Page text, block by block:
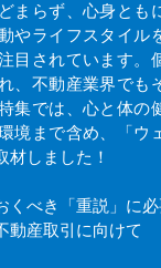
まらず、心身とも
やライフスタイル
目されています。
、不動産業界でも
集では、心と体の
境まで含め、「ウ
材しました！
くべき「重説」に
動産取引に向けて